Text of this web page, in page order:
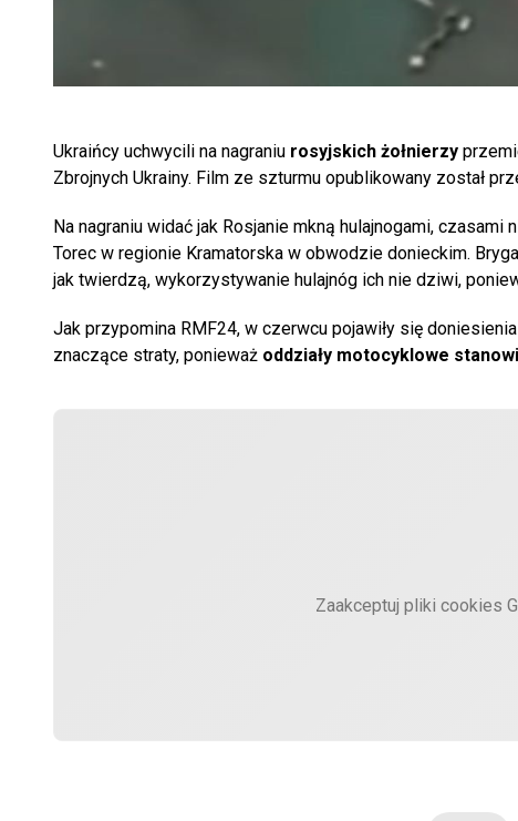
Ukraińcy uchwycili na nagraniu rosyjskich żołnierzy
Zbrojnych Ukrainy. Film ze szturmu opublikowany został
Na nagraniu widać jak Rosjanie mkną hulajnogami,
Torec w regionie Kramatorska w obwodzie donieckim.
jak twierdzą, wykorzystywanie hulajnóg ich nie dziwi,
Jak przypomina RMF24, w czerwcu pojawiły się
znaczące straty, ponieważ oddziały motocyklowe
Zaakceptuj pliki cookies